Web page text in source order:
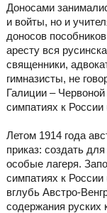
Доносами
и войты, но и
доносов
аресту вся
священники,
гимназисты, не
Галиции –
симпатиях к
Летом 1914 года
приказ: создать
особые лагеря.
симпатиях к России
вглубь Австро-
содержания руских